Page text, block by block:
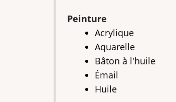
Peinture
Acrylique
Aquarelle
Bâton à l'huile
Émail
Huile